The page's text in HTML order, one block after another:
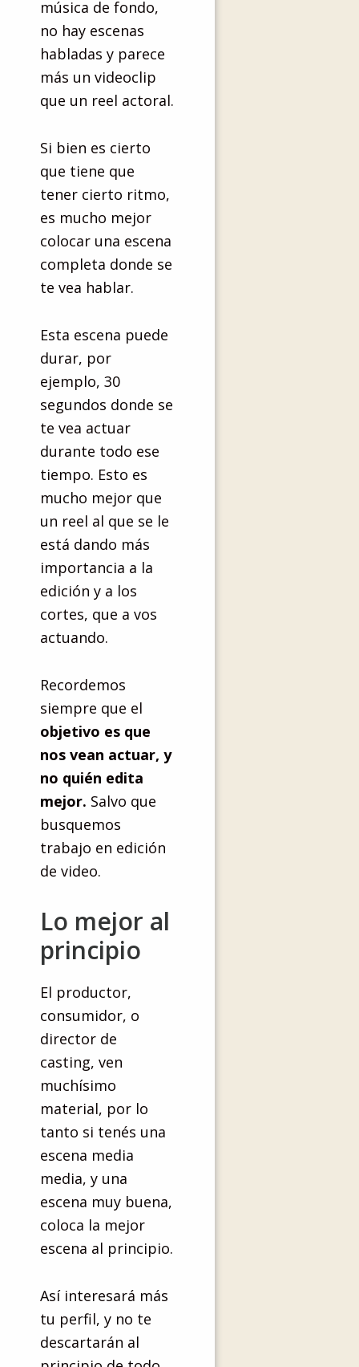
música de fondo,
no hay escenas
habladas y parece
más un videoclip
que un reel actoral.
Si bien es cierto
que tiene que
tener cierto ritmo,
es mucho mejor
colocar una escena
completa donde se
te vea hablar.
Esta escena puede
durar, por
ejemplo, 30
segundos donde se
te vea actuar
durante todo ese
tiempo. Esto es
mucho mejor que
un reel al que se le
está dando más
importancia a la
edición y a los
cortes, que a vos
actuando.
Recordemos
siempre que el
objetivo es que
nos vean actuar, y
no quién edita
mejor. Salvo que
busquemos
trabajo en edición
de video.
Lo mejor al
principio
El productor,
consumidor, o
director de
casting, ven
muchísimo
material, por lo
tanto si tenés una
escena media
media, y una
escena muy buena,
coloca la mejor
escena al principio.
Así interesará más
tu perfil, y no te
descartarán al